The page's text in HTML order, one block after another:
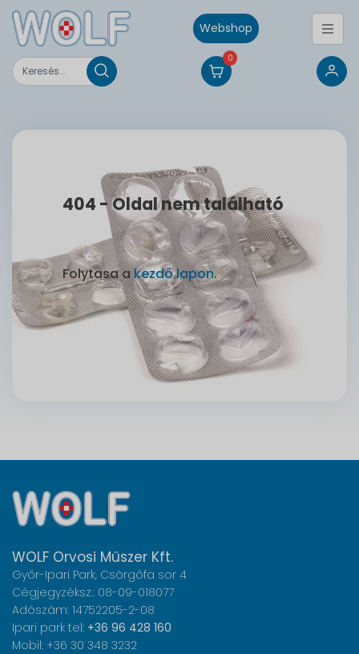
Webshop
0
404 - Oldal nem található
Folytasa akezdő lapon.
WOLF Orvosi Műszer Kft.
Győr-Ipari Park, Csörgőfa sor 4
Cégjegyzéksz.: 08-09-018077
Adószám: 14752205-2-08
Ipari park tel: +36 96 428 160
Mobil: +36 30 348 3232